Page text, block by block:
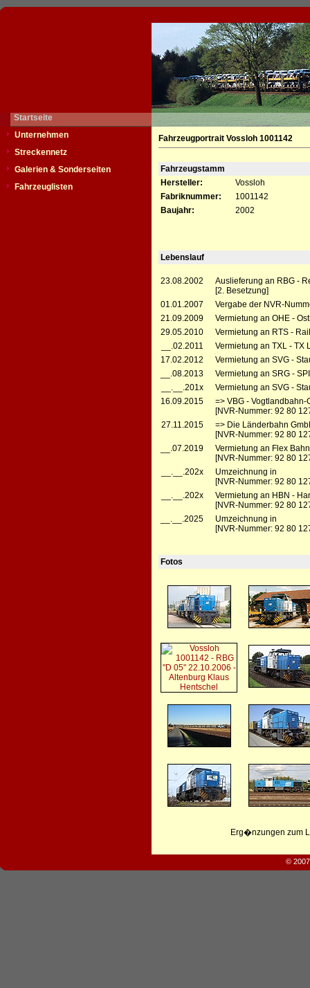
Startseite
Unternehmen
Streckennetz
Galerien & Sonderseiten
Fahrzeuglisten
Fahrzeugportrait Vossloh 1001142
Fahrzeugstamm
Hersteller:
Vossloh
Fabriknummer:
1001142
Baujahr:
2002
Lebenslauf
23.08.2002
Auslieferung an RBG -
[2. Besetzung]
01.01.2007
Vergabe der NVR-
21.09.2009
Vermietung an OHE -
29.05.2010
Vermietung an RTS -
__.02.2011
Vermietung an TXL - TX
17.02.2012
Vermietung an SVG -
__.08.2013
Vermietung an SRG -
__.__.201x
Vermietung an SVG -
16.09.2015
=> VBG -
[NVR-Nummer: 92 80
27.11.2015
=> Die Länderbahn
[NVR-Nummer: 92 80
__.07.2019
Vermietung an Flex
[NVR-Nummer: 92 80
__.__.202x
Umzeichnung in
[NVR-Nummer: 92 80
__.__.202x
Vermietung an HBN -
[NVR-Nummer: 92 80
__.__.2025
Umzeichnung in
[NVR-Nummer: 92 80
Fotos
Erg�nzungen zum
©